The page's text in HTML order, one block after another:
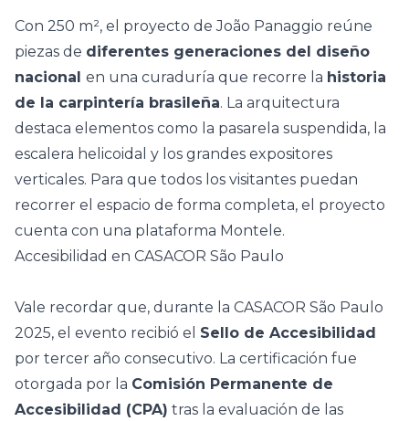
Con 250 m², el proyecto de João Panaggio reúne
piezas de diferentes generaciones del diseño
nacional en una curaduría que recorre la historia
de la carpintería brasileña. La arquitectura
destaca elementos como la pasarela suspendida, la
escalera helicoidal y los grandes expositores
verticales. Para que todos los visitantes puedan
recorrer el espacio de forma completa, el proyecto
cuenta con una plataforma Montele.
Accesibilidad en CASACOR São Paulo
Vale recordar que, durante la CASACOR São Paulo
2025, el evento recibió el Sello de Accesibilidad
por tercer año consecutivo. La certificación fue
otorgada por la Comisión Permanente de
Accesibilidad (CPA) tras la evaluación de las